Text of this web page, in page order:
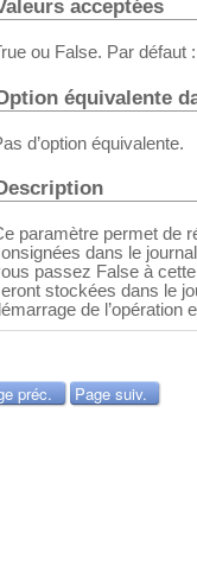
acceptées
ou False. Par défaut
équivalente
d’option équivalente.
paramètre permet de
dans le
passez False à
stockées dans le
de l’opération
préc. Page suiv.